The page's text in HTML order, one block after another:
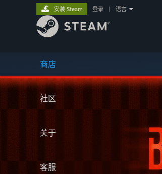
商店
社区
关于
客服
安装 Steam 登录 语言